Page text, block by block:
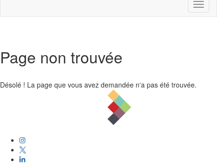
la
Page non trouvée
Désolé ! La page que vous avez demandée n'a pas été trouvée.